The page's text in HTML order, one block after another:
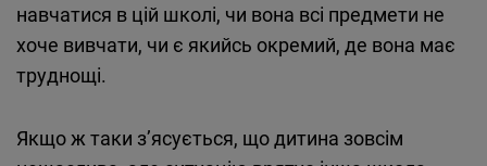
навчатися в цій школі, чи вона всі предмети не
хоче вивчати, чи є якийсь окремий, де вона має
труднощі.
Якщо ж таки з’ясується, що дитина зовсім